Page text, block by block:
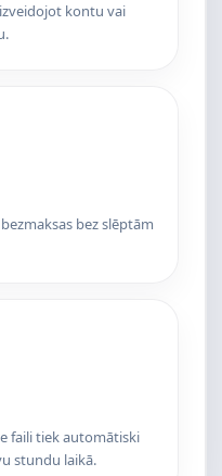
kontu vai
bez slēptām
faili tiek automātiski
stundu laikā.